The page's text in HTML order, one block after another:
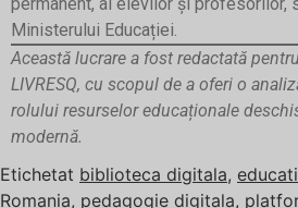
permanent, al elevilor și profesorilor,
Ministerului Educației.
Această lucrare a fost redactată
LIVRESQ, cu scopul de a oferi o
rolului resurselor educaționale
modernă.
Etichetat biblioteca digitala,
Romania, pedagogie digitala,